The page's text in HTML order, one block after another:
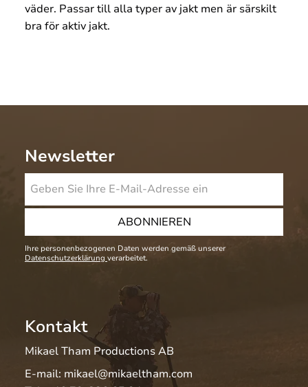
väder. Passar till alla typer av jakt men är särskilt
bra för aktiv jakt.
Newsletter
ABONNIEREN
Ihre personenbezogenen Daten werden gemäß unserer
Datenschutzerklärung verarbeitet.
Kontakt
Mikael Tham Productions AB
E-mail: mikael@mikaeltham.com